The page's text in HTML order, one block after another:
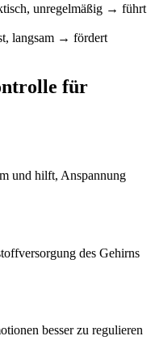
unregelmäßig → führt
langsam → fördert
für
und hilft, Anspannung
des Gehirns
besser zu regulieren